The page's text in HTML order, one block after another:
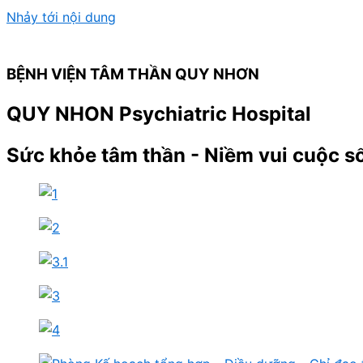
Nhảy tới nội dung
BỆNH VIỆN TÂM THẦN QUY NHƠN
QUY NHON Psychiatric Hospital
Sức khỏe tâm thần - Niềm vui cuộc